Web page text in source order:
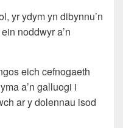
yr ydym yn dibynnu’n
noddwyr a’n
eich cefnogaeth
a’n galluogi i
ar y dolennau isod